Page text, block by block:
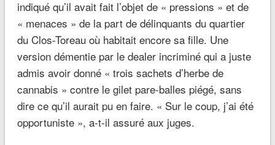
indiqué qu’il avait fait l’objet de « pressions » et de
« menaces » de la part de délinquants du quartier
du Clos-Toreau où habitait encore sa fille. Une
version démentie par le dealer incriminé qui a juste
admis avoir donné « trois sachets d’herbe de
cannabis » contre le gilet pare-balles piégé, sans
dire ce qu’il aurait pu en faire. « Sur le coup, j’ai été
opportuniste », a-t-il assuré aux juges.